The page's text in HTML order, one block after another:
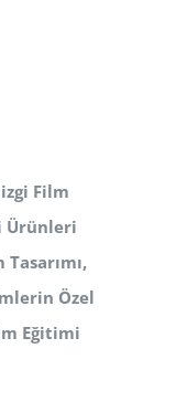
Film
Ürünleri
Tasarımı,
Özel
Eğitimi